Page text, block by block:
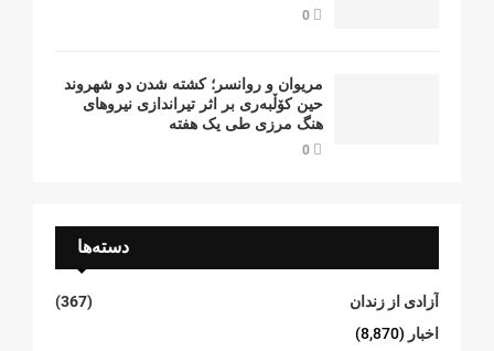
0
مریوان و روانسر؛ کشته شدن دو شهروند
حین کۆڵبەری بر اثر تیراندازی نیروهای
هنگ مرزی طی یک هفته
0
دسته‌ها
آزادی از زندان
(367)
اخبار (8,870)